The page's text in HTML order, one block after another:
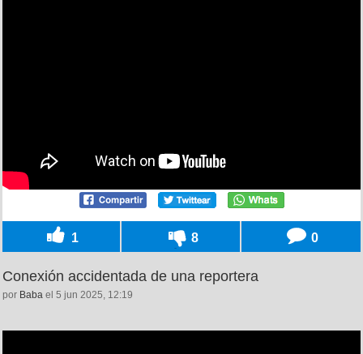
1 8 0
Conexión accidentada de una reportera
por Baba el 5 jun 2025, 12:19